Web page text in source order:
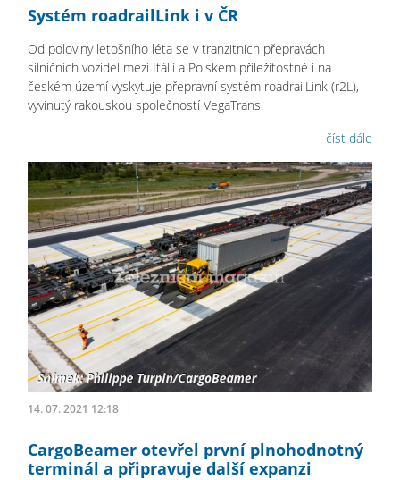
Systém roadrailLink i v ČR
Od poloviny letošního léta se v tranzitních přepravách
silničních vozidel mezi Itálií a Polskem příležitostně i na
českém území vyskytuje přepravní systém roadrailLink (r2L),
vyvinutý rakouskou společností VegaTrans.
číst dále
14. 07. 2021 12:18
CargoBeamer otevřel první plnohodnotný
terminál a připravuje další expanzi